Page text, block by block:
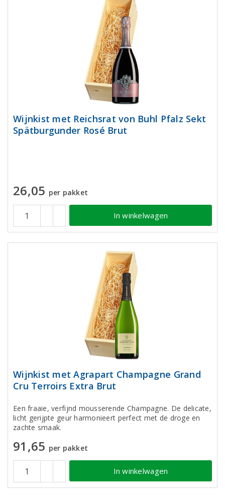
Wijnkist met Reichsrat von Buhl Pfalz Sekt
Spätburgunder Rosé Brut
26,05 per pakket
In winkelwagen
Wijnkist met Agrapart Champagne Grand
Cru Terroirs Extra Brut
Een fraaie, verfijnd mousserende Champagne. De delicate,
licht gerijpte geur harmonieert perfect met de droge en
zachte smaak.
91,65 per pakket
In winkelwagen